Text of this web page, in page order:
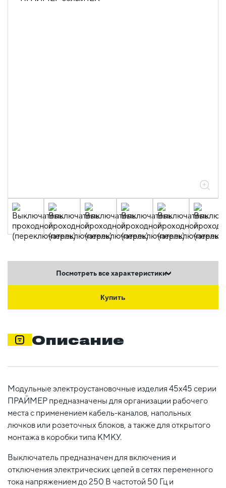
Посмотреть все характеристики
Купить
Описание
Модульные электроустановочные изделия 45х45 серии
ПРАЙМЕР предназначены для организации рабочего
места с применением кабель-каналов, напольных
лючков или розеточных блоков, а также для открытого
монтажа в коробки типа КМКУ.
Выключатель предназначен для включения и
отключения электрических цепей в сетях переменного
тока напряжением до 250 В частотой 50 Гц и